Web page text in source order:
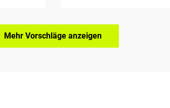
Mehr Vorschläge anzeigen